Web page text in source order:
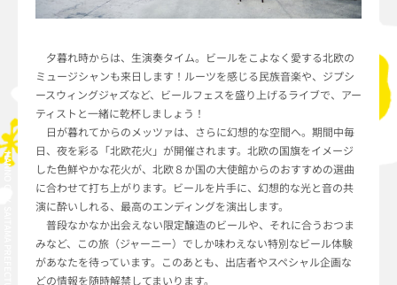
夕暮れ時からは、生演奏タイム。ビールをこよなく愛する北欧の
ミュージシャンも来日します！ルーツを感じる民族音楽や、ジプシ
ースウィングジャズなど、ビールフェスを盛り上げるライブで、アー
ティストと一緒に乾杯しましょう！
日が暮れてからのメッツァは、さらに幻想的な空間へ。期間中毎
日、夜を彩る「北欧花火」が開催されます。北欧の国旗をイメージ
した色鮮やかな花火が、北欧８か国の大使館からのおすすめの選曲
に合わせて打ち上がります。ビールを片手に、幻想的な光と音の共
演に酔いしれる、最高のエンディングを演出します。
普段なかなか出会えない限定醸造のビールや、それに合うおつま
みなど、この旅（ジャーニー）でしか味わえない特別なビール体験
があなたを待っています。このあとも、出店者やスペシャル企画な
どの情報を随時解禁してまいります。